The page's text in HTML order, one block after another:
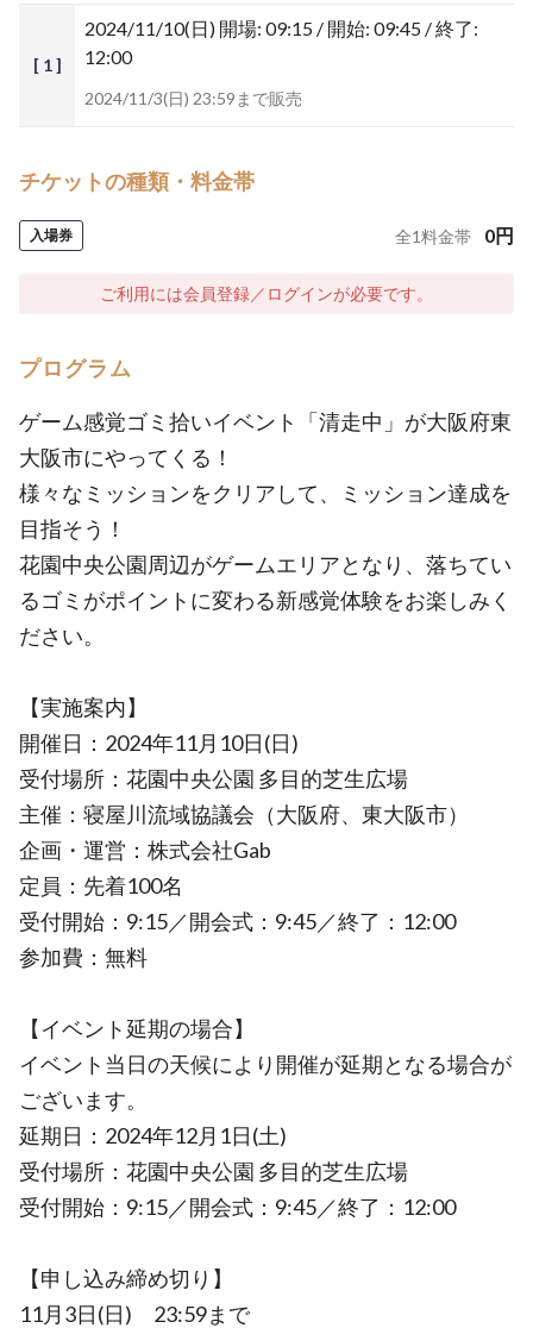
[ 1 ]
2024/11/10(日) 開場: 09:15 / 開始: 09:45 / 終了:
12:00
2024/11/3(日) 23:59まで販売
チケットの種類・料金帯
入場券 全1料金帯 0円
ご利用には会員登録／ログインが必要です。
プログラム
ゲーム感覚ゴミ拾いイベント「清走中」が大阪府東
大阪市にやってくる！
様々なミッションをクリアして、ミッション達成を
目指そう！
花園中央公園周辺がゲームエリアとなり、落ちてい
るゴミがポイントに変わる新感覚体験をお楽しみく
ださい。
【実施案内】
開催日：2024年11月10日(日)
受付場所：花園中央公園 多目的芝生広場
主催：寝屋川流域協議会（大阪府、東大阪市）
企画・運営：株式会社Gab
定員：先着100名
受付開始：9:15／開会式：9:45／終了：12:00
参加費：無料
【イベント延期の場合】
イベント当日の天候により開催が延期となる場合が
ございます。
延期日：2024年12月1日(土)
受付場所：花園中央公園 多目的芝生広場
受付開始：9:15／開会式：9:45／終了：12:00
【申し込み締め切り】
11月3日(日) 23:59まで